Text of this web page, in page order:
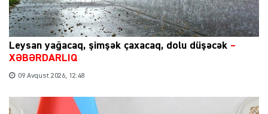
Leysan yağacaq, şimşək çaxacaq, dolu düşəcək –
XƏBƏRDARLIQ
09 Avqust 2026, 12:48